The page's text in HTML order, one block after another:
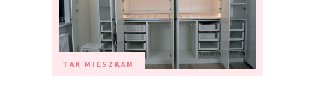
TAK MIESZKAM